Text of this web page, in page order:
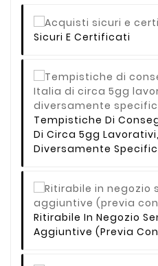
Sicuri E Certificati
Tempistiche Di
Di Circa 5gg Lavorativi,
Diversamente
Ritirabile In Negozio
Aggiuntive (previa